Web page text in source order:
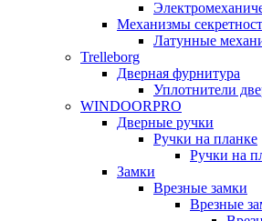
Механизмы
Латунные
Trelleborg
Дверная фурнитура
Уплотнители
WINDOORPRO
Дверные ручки
Ручки на планке
Ручки на
Замки
Врезные замки
Врезные